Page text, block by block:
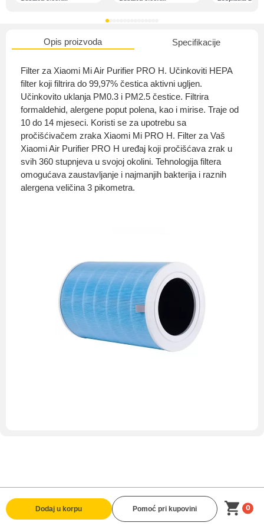
Opis proizvoda Specifikacije
Filter za Xiaomi Mi Air Purifier PRO H. Učinkoviti HEPA
filter koji filtrira do 99,97% čestica aktivni ugljen.
Učinkovito uklanja PM0.3 i PM2.5 čestice. Filtrira
formaldehid, alergene poput polena, kao i mirise. Traje od
10 do 14 mjeseci. Koristi se za upotrebu sa
pročišćivačem zraka Xiaomi Mi PRO H. Filter za Vaš
Xiaomi Air Purifier PRO H uređaj koji pročišćava zrak u
svih 360 stupnjeva u svojoj okolini. Tehnologija filtera
omogućava zaustavljanje i najmanjih bakterija i raznih
alergena veličina 3 pikometra.
Dodaj u korpu Pomoć pri kupovini 0
O nama
Privatnost kupca